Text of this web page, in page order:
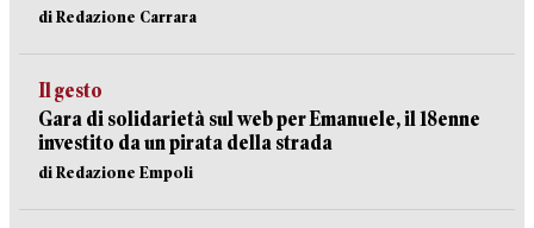
di Redazione Carrara
Il gesto
Gara di solidarietà sul web per Emanuele, il 18enne
investito da un pirata della strada
di Redazione Empoli